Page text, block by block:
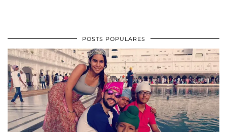
POSTS POPULARES